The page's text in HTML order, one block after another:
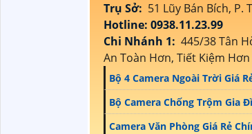
Trụ Sở: 51 Lũy Bán Bích, P.
Hotline: 0938.11.23.99
Chi Nhánh 1: 445/38 Tân
An Toàn Hơn, Tiết Kiệm Hơn
Bộ 4 Camera Ngoài Trời Giá
Bộ Camera Chống Trộm Gia
Camera Văn Phòng Giá Rẻ